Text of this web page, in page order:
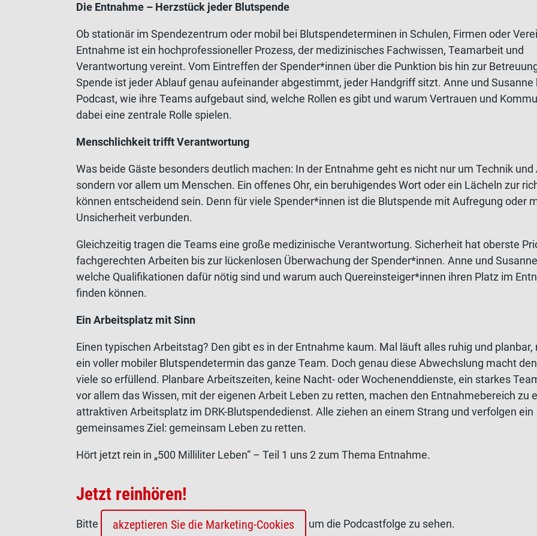
Die Entnahme – Herzstück jeder Blutspende
Ob stationär im Spendezentrum oder mobil bei Blutspendeterminen in Schulen, Firmen oder
Entnahme ist ein hochprofessioneller Prozess, der medizinisches Fachwissen, Teamarbeit und
Verantwortung vereint. Vom Eintreffen der Spender*innen über die Punktion bis hin zur
Spende ist jeder Ablauf genau aufeinander abgestimmt, jeder Handgriff sitzt. Anne und Susanne
Podcast, wie ihre Teams aufgebaut sind, welche Rollen es gibt und warum Vertrauen und
dabei eine zentrale Rolle spielen.
Menschlichkeit trifft Verantwortung
Was beide Gäste besonders deutlich machen: In der Entnahme geht es nicht nur um Technik und
sondern vor allem um Menschen. Ein offenes Ohr, ein beruhigendes Wort oder ein Lächeln zur
können entscheidend sein. Denn für viele Spender*innen ist die Blutspende mit Aufregung oder
Unsicherheit verbunden.
Gleichzeitig tragen die Teams eine große medizinische Verantwortung. Sicherheit hat oberste
fachgerechten Arbeiten bis zur lückenlosen Überwachung der Spender*innen. Anne und
welche Qualifikationen dafür nötig sind und warum auch Quereinsteiger*innen ihren Platz im
finden können.
Ein Arbeitsplatz mit Sinn
Einen typischen Arbeitstag? Den gibt es in der Entnahme kaum. Mal läuft alles ruhig und
ein voller mobiler Blutspendetermin das ganze Team. Doch genau diese Abwechslung macht
viele so erfüllend. Planbare Arbeitszeiten, keine Nacht- oder Wochenenddienste, ein starkes
vor allem das Wissen, mit der eigenen Arbeit Leben zu retten, machen den Entnahmebereich zu
attraktiven Arbeitsplatz im DRK-Blutspendedienst. Alle ziehen an einem Strang und verfolgen ein
gemeinsames Ziel: gemeinsam Leben zu retten.
Hört jetzt rein in „500 Milliliter Leben“ – Teil 1 uns 2 zum Thema Entnahme.
Jetzt reinhören!
Bitte akzeptieren Sie die Marketing-Cookies um die Podcastfolge zu sehen.